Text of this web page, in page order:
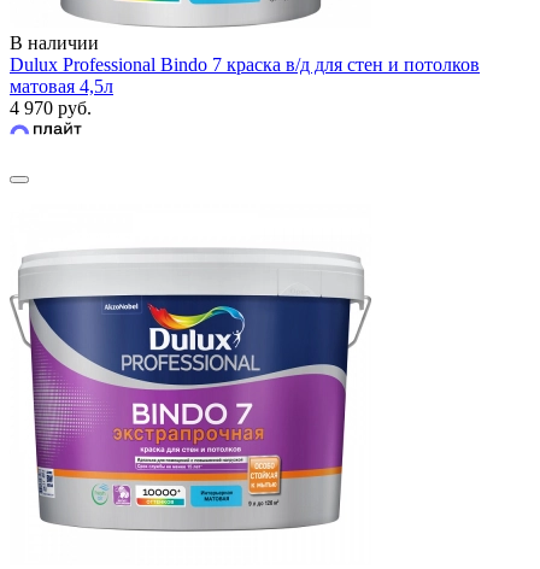
В наличии
Dulux Professional Bindo 7 краска в/д для стен и потолков
матовая 4,5л
4 970 руб.